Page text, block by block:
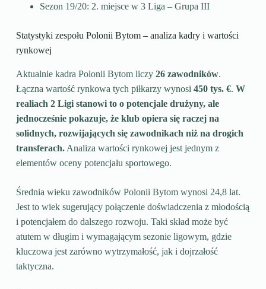
Sezon 19/20: 2. miejsce w 3 Liga – Grupa III
Statystyki zespołu Polonii Bytom – analiza kadry i wartości
rynkowej
Aktualnie kadra Polonii Bytom liczy 26 zawodników.
Łączna wartość rynkowa tych piłkarzy wynosi 450 tys. €. W
realiach 2 Ligi stanowi to o potencjale drużyny, ale
jednocześnie pokazuje, że klub opiera się raczej na
solidnych, rozwijających się zawodnikach niż na drogich
transferach.Analiza wartości rynkowej jest jednym z
elementów oceny potencjału sportowego.
Średnia wieku zawodników Polonii Bytom wynosi 24,8 lat.
Jest to wiek sugerujący połączenie doświadczenia z młodością
i potencjałem do dalszego rozwoju. Taki skład może być
atutem w długim i wymagającym sezonie ligowym, gdzie
kluczowa jest zarówno wytrzymałość, jak i dojrzałość
taktyczna.